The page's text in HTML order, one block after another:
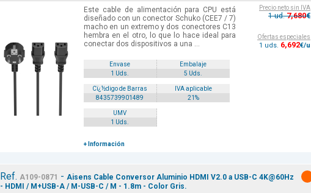
Este cable de alimentación para CPU está
diseñado con un conector Schuko (CEE7 / 7)
macho en un extremo y dos conectores C13
hembra en el otro, lo que lo hace ideal para
conectar dos dispositivos a una ...
Envase
Embalaje
1 Uds.
5 Uds.
Cï¿½digo de Barras
IVA aplicable
8435739901489
21%
UMV
1 Uds.
+ Información
Precio neto sin IVA
1 ud.7,680€
Ofertas especiales
1 uds. 6,692€/u
Ref. A109-0871 - Aisens Cable Conversor Aluminio HDMI V2.0 a USB-C 4K@60Hz
- HDMI / M+USB-A / M-USB-C / M - 1.8m - Color Gris.